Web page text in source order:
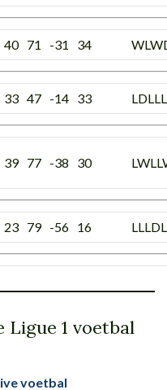
40 71 -31 34
33 47 -14 33 LDLLL
39 77 -38 30
23 79 -56 16 LLLDL
1 voetbal
voetbal